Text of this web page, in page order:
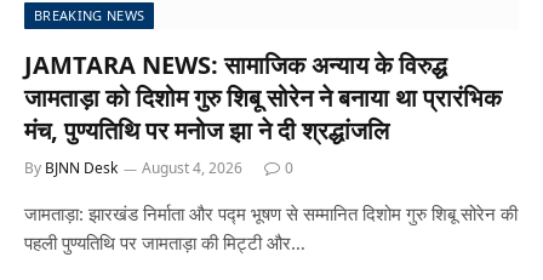
BREAKING NEWS
JAMTARA NEWS: सामाजिक अन्याय के विरुद्ध
जामताड़ा को दिशोम गुरु शिबू सोरेन ने बनाया था प्रारंभिक
मंच, पुण्यतिथि पर मनोज झा ने दी श्रद्धांजलि
By BJNN Desk August 4, 2026 0
जामताड़ा: झारखंड निर्माता और पद्म भूषण से सम्मानित दिशोम गुरु शिबू सोरेन की
पहली पुण्यतिथि पर जामताड़ा की मिट्टी और…